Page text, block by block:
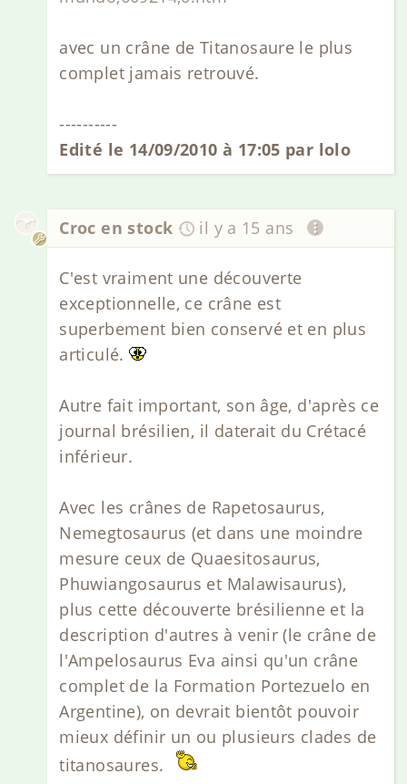
avec un crâne de Titanosaure le plus
complet jamais retrouvé.
----------
Edité le 14/09/2010 à 17:05 par lolo
Croc en stock il y a 15 ans
C'est vraiment une découverte
exceptionnelle, ce crâne est
superbement bien conservé et en plus
articulé.
Autre fait important, son âge, d'après ce
journal brésilien, il daterait du Crétacé
inférieur.
Avec les crânes de Rapetosaurus,
Nemegtosaurus (et dans une moindre
mesure ceux de Quaesitosaurus,
Phuwiangosaurus et Malawisaurus),
plus cette découverte brésilienne et la
description d'autres à venir (le crâne de
l'Ampelosaurus Eva ainsi qu'un crâne
complet de la Formation Portezuelo en
Argentine), on devrait bientôt pouvoir
mieux définir un ou plusieurs clades de
titanosaures.